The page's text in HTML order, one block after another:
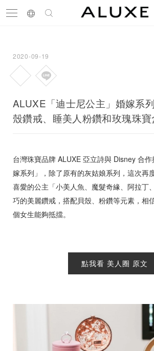
求婚鑽戒
求婚鑽戒
結婚戒指
2020-09-19
ALUXE「迪士尼公主」婚嫁系
殼鑽戒、睡美人粉鑽和玫瑰珠
台灣珠寶品牌 ALUXE 亞立詩與 Disney 合
嫁系列」，除了原有的灰姑娘系列，這次再
喜愛的公主「小美人魚、魔髮奇緣、阿拉丁
巧的美麗鑽戒，搭配貝殼、粉鑽等元素，相
個女生能夠抵擋。
點我看 美人圈 原文